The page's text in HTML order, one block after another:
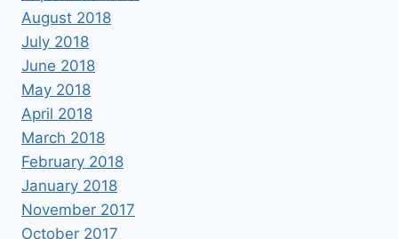
August 2018
July 2018
June 2018
May 2018
April 2018
March 2018
February 2018
January 2018
November 2017
October 2017